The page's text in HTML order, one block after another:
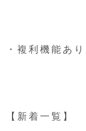
・複利機能あ
【新着一覧】